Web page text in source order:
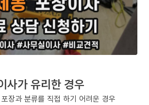
사가 유리한 경우
장과 분류를 직접 하기 어려운 경우